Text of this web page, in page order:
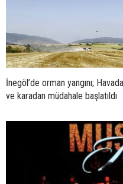
İnegöl’de orman yangını;
ve karadan müdahale başlatıldı